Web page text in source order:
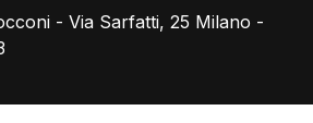
- Via Sarfatti, 25 Milano -